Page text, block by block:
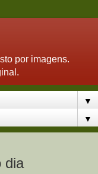
por imagens.
▼
▼
dia